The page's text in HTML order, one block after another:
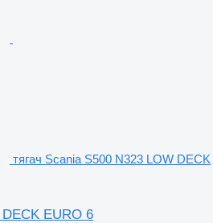
тягач Scania S500 N323 LOW DECK
EURO 6